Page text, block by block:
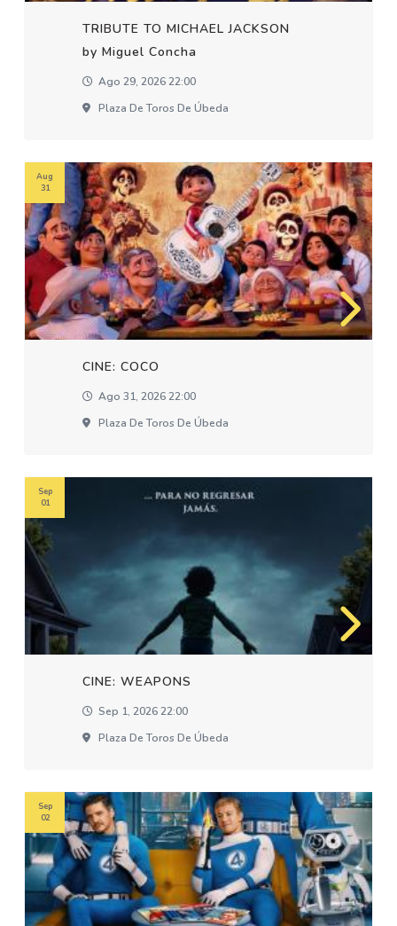
TRIBUTE TO MICHAEL JACKSON
by Miguel Concha
Ago 29, 2026 22:00
Plaza De Toros De Úbeda
CINE: COCO
Ago 31, 2026 22:00
Plaza De Toros De Úbeda
Aug
31
CINE: WEAPONS
Sep 1, 2026 22:00
Plaza De Toros De Úbeda
Sep
01
Sep
02